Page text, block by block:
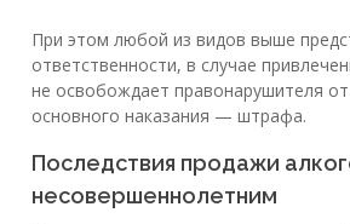
При этом любой из видов выше
ответственности, в случае
не освобождает правонарушителя
основного наказания — штрафа.
Последствия продажи
несовершеннолетним